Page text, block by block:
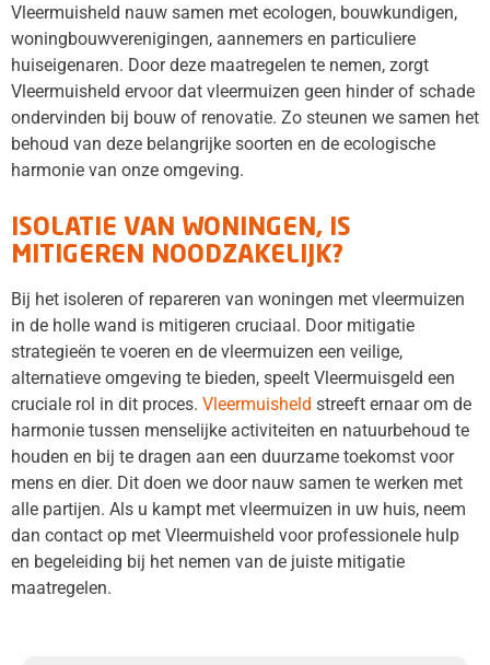
Vleermuisheld nauw samen met ecologen, bouwkundigen,
woningbouwverenigingen, aannemers en particuliere
huiseigenaren. Door deze maatregelen te nemen, zorgt
Vleermuisheld ervoor dat vleermuizen geen hinder of schade
ondervinden bij bouw of renovatie. Zo steunen we samen het
behoud van deze belangrijke soorten en de ecologische
harmonie van onze omgeving.
ISOLATIE VAN WONINGEN, IS
MITIGEREN NOODZAKELIJK?
Bij het isoleren of repareren van woningen met vleermuizen
in de holle wand is mitigeren cruciaal. Door mitigatie
strategieën te voeren en de vleermuizen een veilige,
alternatieve omgeving te bieden, speelt Vleermuisgeld een
cruciale rol in dit proces. Vleermuisheld streeft ernaar om de
harmonie tussen menselijke activiteiten en natuurbehoud te
houden en bij te dragen aan een duurzame toekomst voor
mens en dier. Dit doen we door nauw samen te werken met
alle partijen. Als u kampt met vleermuizen in uw huis, neem
dan contact op met Vleermuisheld voor professionele hulp
en begeleiding bij het nemen van de juiste mitigatie
maatregelen.